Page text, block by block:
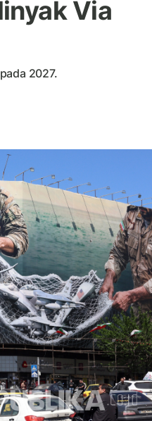
Via
2027.